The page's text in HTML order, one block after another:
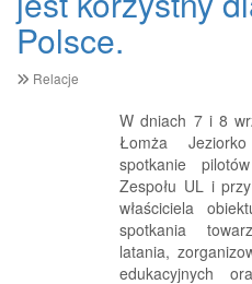
Polsce.
Relacje
W dniach 7 i 8
Łomża
spotkanie
Zespołu UL i
właściciela
spotkania
latania,
edukacyjnych